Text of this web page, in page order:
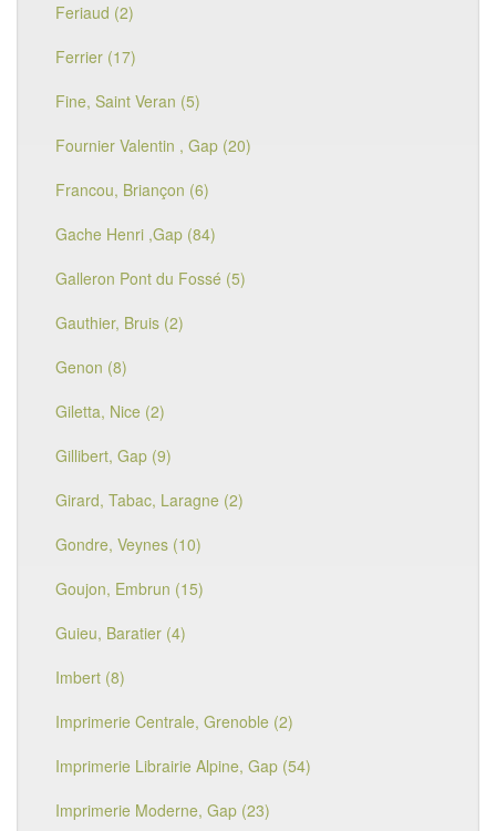
Feriaud (2)
Ferrier (17)
Fine, Saint Veran (5)
Fournier Valentin , Gap (20)
Francou, Briançon (6)
Gache Henri ,Gap (84)
Galleron Pont du Fossé (5)
Gauthier, Bruis (2)
Genon (8)
Giletta, Nice (2)
Gillibert, Gap (9)
Girard, Tabac, Laragne (2)
Gondre, Veynes (10)
Goujon, Embrun (15)
Guieu, Baratier (4)
Imbert (8)
Imprimerie Centrale, Grenoble (2)
Imprimerie Librairie Alpine, Gap (54)
Imprimerie Moderne, Gap (23)